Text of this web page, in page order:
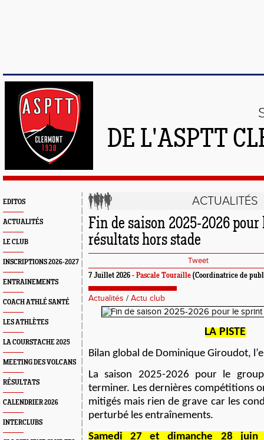
DE L'ASPTT
EDITOS
ACTUALITÉS
LE CLUB
INSCRIPTIONS 2026-2027
ENTRAINEMENTS
COACH ATHLÉ SANTÉ
LES ATHLÈTES
LA COURSTACHE 2025
MEETING DES VOLCANS
RÉSULTATS
CALENDRIER 2026
INTERCLUBS
ACTUALITÉS
Fin de saison 2025-2026
résultats hors stade
Tweet
7 Juillet 2026 - Pascale Touraille (Coordinatrice de
Actualités / Actu club
LA PISTE
Bilan global de Dominique Giroudot,
La saison 2025-2026 pour le
terminer. Les dernières compétitions
mitigés mais rien de grave car les
perturbé les entraînements.
Samedi 27 et dimanche 28 juin